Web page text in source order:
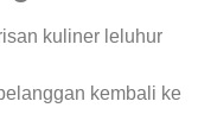
kuliner leluhur
kembali ke